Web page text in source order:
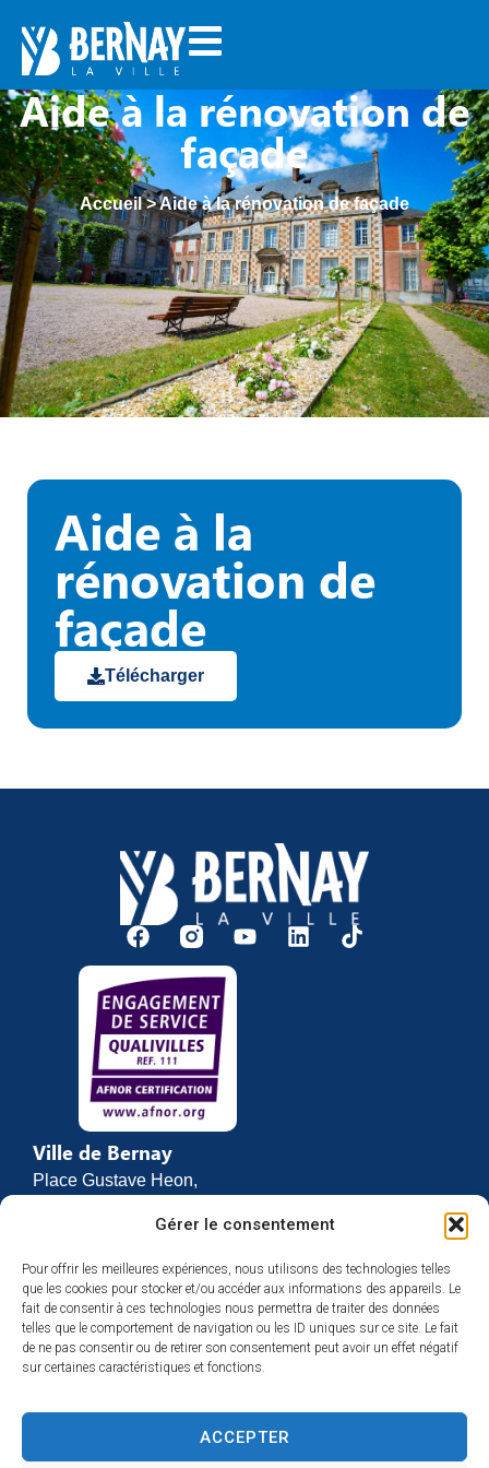
Gérer le consentement
Pour offrir les meilleures expériences, nous utilisons des technologies telles
que les cookies pour stocker et/ou accéder aux informations des appareils. Le
fait de consentir à ces technologies nous permettra de traiter des données
telles que le comportement de navigation ou les ID uniques sur ce site. Le fait
de ne pas consentir ou de retirer son consentement peut avoir un effet négatif
sur certaines caractéristiques et fonctions.
ACCEPTER
Aide à la rénovation de
façade
Accueil>Aide à la rénovation de façade
Aide à la
rénovation de
façade
Télécharger
Ville de Bernay
Place Gustave Heon,
27307 BERNAY
02 32 46 63 00
Contact
Horaires d’ouverture
Du lundi au vendredi :
et de 13h30 à 17h